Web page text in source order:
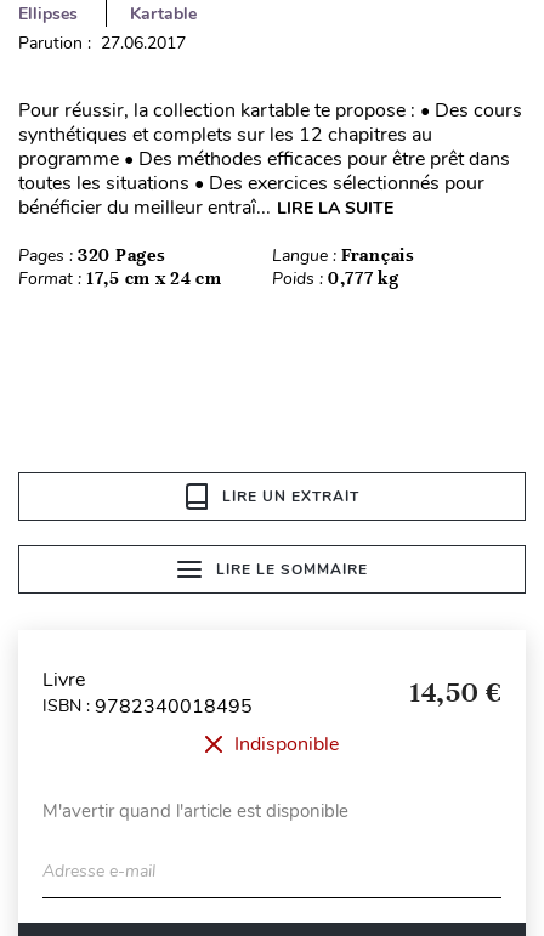
Ellipses
Kartable
Parution : 27.06.2017
Pour réussir, la collection kartable te propose : • Des cours
synthétiques et complets sur les 12 chapitres au
programme • Des méthodes efficaces pour être prêt dans
toutes les situations • Des exercices sélectionnés pour
bénéficier du meilleur entraî... LIRE LA SUITE
Pages : 320 Pages Langue : Français
Format : 17,5 cm x 24 cm Poids : 0,777 kg
LIRE UN EXTRAIT
LIRE LE SOMMAIRE
Livre
ISBN : 9782340018495 14,50 €
Indisponible
M'avertir quand l'article est disponible
Adresse e-mail